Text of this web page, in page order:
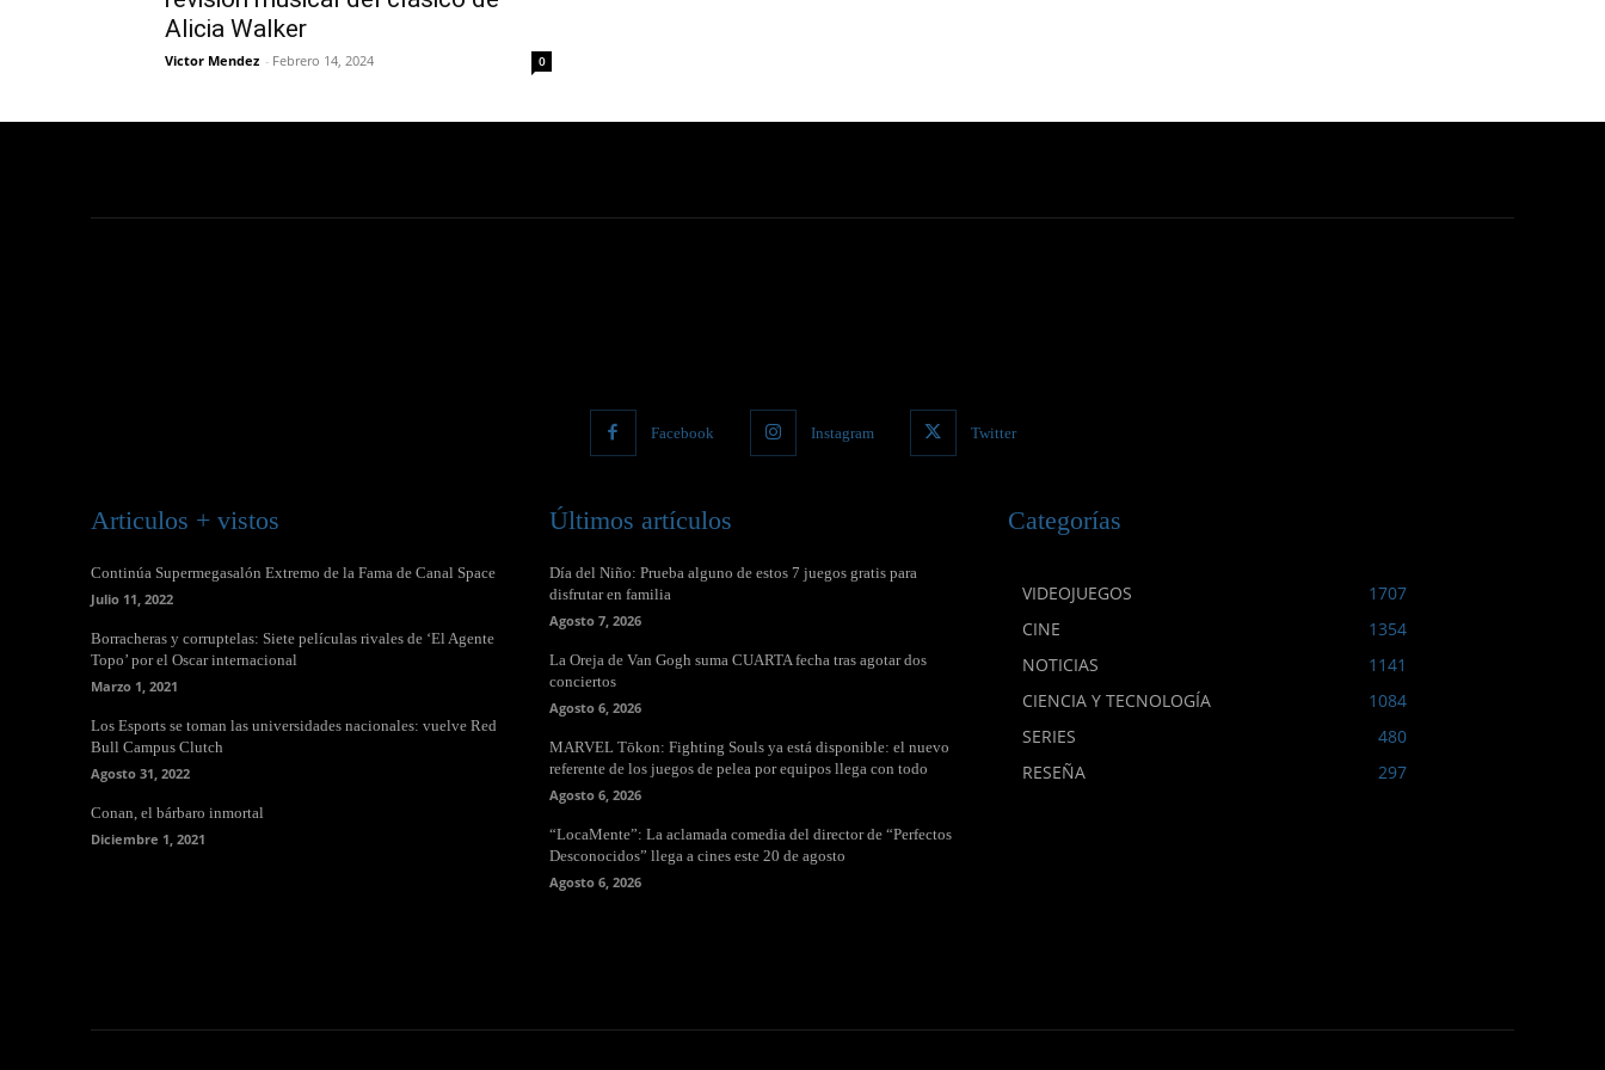
Alicia Walker
Victor Mendez - Febrero 14, 2024 0
Facebook Instagram Twitter
Articulos + vistos
Continúa Supermegasalón Extremo de la Fama de Canal Space
Julio 11, 2022
Borracheras y corruptelas: Siete películas rivales de ‘El Agente
Topo’ por el Oscar internacional
Marzo 1, 2021
Los Esports se toman las universidades nacionales: vuelve Red
Bull Campus Clutch
Agosto 31, 2022
Conan, el bárbaro inmortal
Diciembre 1, 2021
Últimos artículos
Día del Niño: Prueba alguno de estos 7 juegos gratis para
disfrutar en familia
Agosto 7, 2026
La Oreja de Van Gogh suma CUARTA fecha tras agotar dos
conciertos
Agosto 6, 2026
MARVEL Tōkon: Fighting Souls ya está disponible: el nuevo
referente de los juegos de pelea por equipos llega con todo
Agosto 6, 2026
“LocaMente”: La aclamada comedia del director de “Perfectos
Desconocidos” llega a cines este 20 de agosto
Agosto 6, 2026
Categorías
VIDEOJUEGOS
1707
CINE
1354
NOTICIAS
1141
CIENCIA Y TECNOLOGÍA
1084
SERIES
480
RESEÑA
297